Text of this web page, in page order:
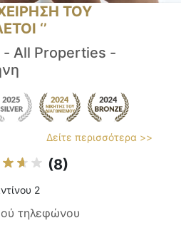
ΤΟΥ
‘’
- All Properties -
Δείτε περισσότερα >>
(8)
2
τηλεφώνου